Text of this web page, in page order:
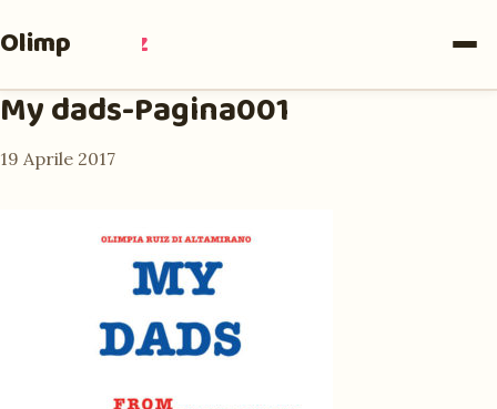
Olimpia Ruiz
My dads-Pagina001
19 Aprile 2017